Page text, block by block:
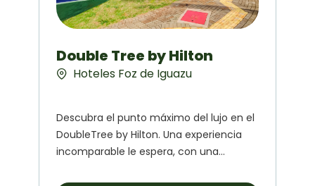
Double Tree by Hilton
Hoteles Foz de Iguazu
Descubra el punto máximo del lujo en el
DoubleTree by Hilton. Una experiencia
incomparable le espera, con una